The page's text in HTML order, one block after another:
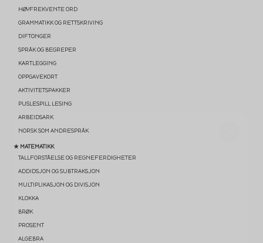
HØYFREKVENTE ORD
GRAMMATIKK OG RETTSKRIVING
DIFTONGER
SPRÅK OG BEGREPER
KARTLEGGING
OPPGAVEKORT
AKTIVITETSPAKKER
PUSLESPILL LESING
ARBEIDSARK
NORSK SOM ANDRESPRÅK
★ MATEMATIKK
TALLFORSTÅELSE OG REGNEFERDIGHETER
ADDIDSJON OG SUBTRAKSJON
MULTIPLIKASJON OG DIVISJON
KLOKKA
BRØK
PROSENT
ALGEBRA